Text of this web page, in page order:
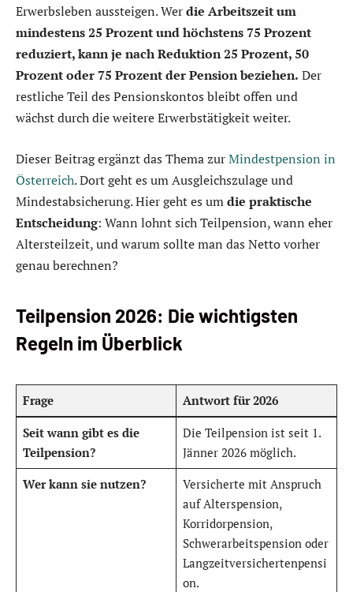
Erwerbsleben aussteigen. Werdie Arbeitszeit um
mindestens 25 Prozent und höchstens 75 Prozent
reduziert, kann je nach Reduktion 25 Prozent, 50
Prozent oder 75 Prozent der Pension beziehen. Der
restliche Teil des Pensionskontos bleibt offen und
wächst durch die weitere Erwerbstätigkeit weiter.
Dieser Beitrag ergänzt das Thema zurMindestpension in
Österreich. Dort geht es um Ausgleichszulage und
Mindestabsicherung. Hier geht es umdie praktische
Entscheidung: Wann lohnt sich Teilpension, wann eher
Altersteilzeit, und warum sollte man das Netto vorher
genau berechnen?
Teilpension 2026: Die wichtigsten
Regeln im Überblick
Frage Antwort für 2026
Seit wann gibt es die
Teilpension?
Die Teilpension ist seit 1.
Jänner 2026 möglich.
Wer kann sie nutzen?
Versicherte mit Anspruch
auf Alterspension,
Korridorpension,
Schwerarbeitspension oder
Langzeitversichertenpensi
on.